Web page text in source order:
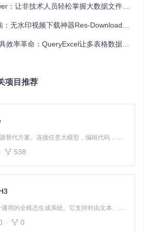
速筛选数据？
输入框支持类SQL的简单条件表达式，比
钟定位目标人群
份包含5万条考生数据的Parquet文件。使
然后用"WHERE score > 600 AND major
筛选出高分且对计算机专业感兴趣的考
统计，发现这类考生占比达23%，为招生
支持。整个过程仅用5分钟，比传统方式
藏列功能保护隐私
时，老师通过"Field Selection"功能隐藏
让非技术人员轻松掌握大数据文件的创新工具
无水印视频下载神器Res-Downloader全攻略
率革命：QueryExcel让多表格数据定位提速96%
项目推荐
Claude Code 的开源替代方案。连接任意大模型，编辑代码，运行命令，自动验证 — 全自动执行。用 Rust 构建，极致性能。 ｜ An open-source alternative to Claude Code. Connect any LLM, edit code, run commands, and verify changes — autonomously. Built in Rust for speed. Get Started
538
MiniMax H3 是一个通用的全模态生成系统。它支持对由文本、图像、视频和音频组成的多模态上下文进行统一理解，并能生成分辨率高达 2K、时长可达 15 秒的带原生立体声音频的视频。得益于面向任务泛化的系统设计，H3 在预训练阶段就已具备广泛的多模态上下文理解与生成能力，能够出色地执行复杂的多模态指令。
0